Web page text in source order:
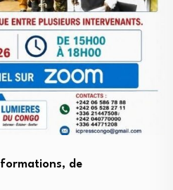
de